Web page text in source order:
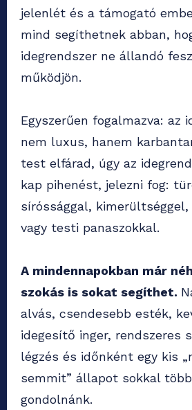
jelenlét és a támogató
mind segíthetnek abban,
idegrendszer ne állandó
működjön.
Egyszerűen fogalmazva: az
nem luxus, hanem
test elfárad, úgy az
kap pihenést, jelezni fog:
síróssággal,
vagy testi panaszokkal.
A mindennapokban már
szokás is sokat segíthet.
alvás, csendesebb esték,
idegesítő inger, rendszeres
légzés és időnként egy kis
semmit” állapot sokkal
gondolnánk.